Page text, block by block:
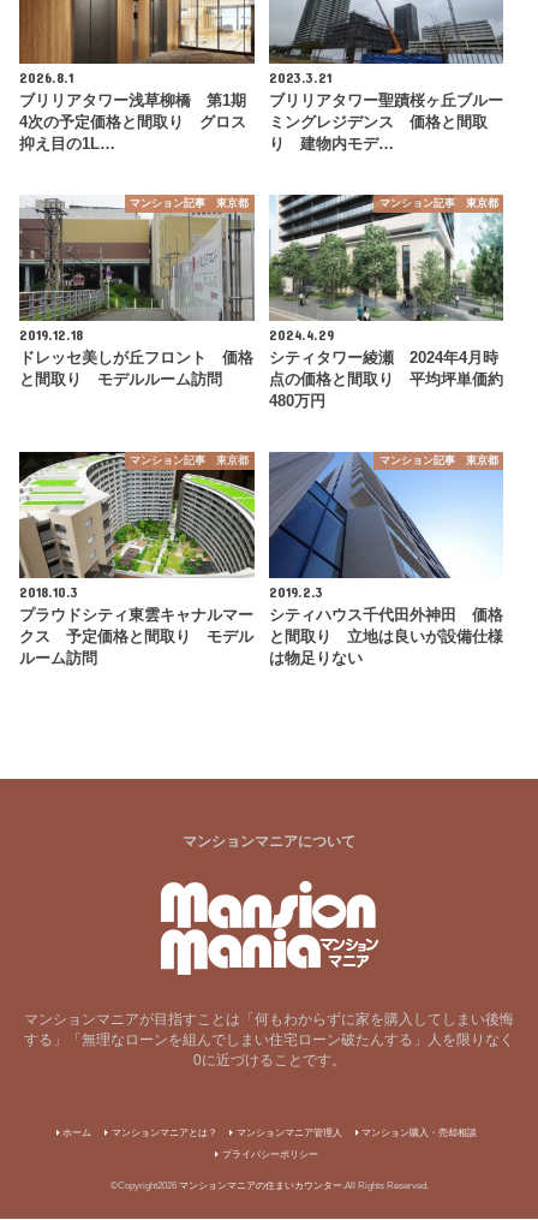
2026.8.1
ブリリアタワー浅草柳橋 第1期
4次の予定価格と間取り グロス
抑え目の1L…
2023.3.21
ブリリアタワー聖蹟桜ヶ丘ブルー
ミングレジデンス 価格と間取
り 建物内モデ…
マンション記事 東京都
2019.12.18
ドレッセ美しが丘フロント 価格
と間取り モデルルーム訪問
マンション記事 東京都
2024.4.29
シティタワー綾瀬 2024年4月時
点の価格と間取り 平均坪単価約
480万円
マンション記事 東京都
2018.10.3
プラウドシティ東雲キャナルマー
クス 予定価格と間取り モデル
ルーム訪問
マンション記事 東京都
2019.2.3
シティハウス千代田外神田 価格
と間取り 立地は良いが設備仕様
は物足りない
マンションマニアについて
マンションマニアが目指すことは「何もわからずに家を購入してしまい後悔
する」「無理なローンを組んでしまい住宅ローン破たんする」人を限りなく
0に近づけることです。
ホーム マンションマニアとは？ マンションマニア管理人
マンション購入・売却相談
プライバシーポリシー
©Copyright2026 マンションマニアの住まいカウンター.All Rights Reserved.